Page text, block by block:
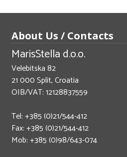
About Us / Contacts
MarisStella d.o.o.
Velebitska 82
21 000 Split, Croatia
OIB/VAT: 12128837559
Tel: +385 (0)21/544-412
Fax: +385 (0)21/544-412
Mob: +385 (0)98/643-074